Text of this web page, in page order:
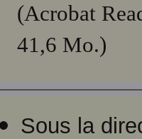
(Acrobat
41,6 Mo.)
Sous la